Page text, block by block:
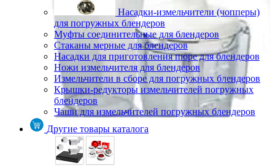
Насадки-измельчители (чопперы)
для погружных блендеров
Муфты соединительные для блендеров
Стаканы мерные для блендеров
Насадки для приготовления пюре для блендеров
Ножи измельчителя для блендеров
Измельчители в сборе для погружных блендеров
Крышки-редукторы измельчителей погружных
блендеров
Чаши для измельчителей погружных блендеров
Другие товары каталога